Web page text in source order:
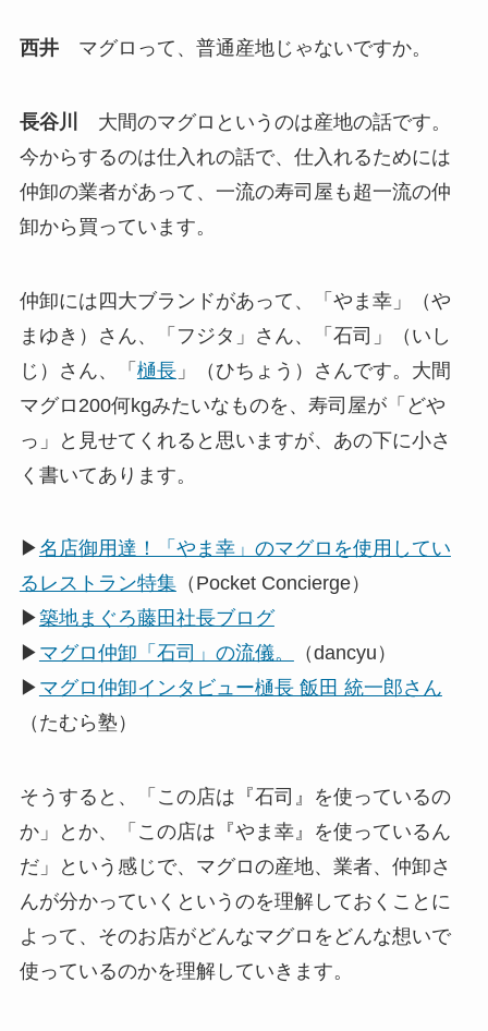
西井マグロって、普通産地じゃないですか。
長谷川
大間のマグロというのは産地の話です。
今からするのは仕入れの話で、仕入れるためには
仲卸の業者があって、一流の寿司屋も超一流の仲
卸から買っています。
仲卸には四大ブランドがあって、「やま幸」（や
まゆき）さん、「フジタ」さん、「石司」（いし
じ）さん、「 樋長」（ひちょう）さんです。大間
マグロ200何kgみたいなものを、寿司屋が「どや
っ」と見せてくれると思いますが、あの下に小さ
く書いてあります。
▶名店御用達！「やま幸」のマグロを使用してい
るレストラン特集（Pocket Concierge）
▶築地まぐろ藤田社長ブログ
▶ マグロ仲卸「石司」の流儀。
（dancyu）
▶ マグロ仲卸インタビュー樋長 飯田 統一郎さん
（たむら塾）
そうすると、「この店は『石司』を使っているの
か」とか、「この店は『やま幸』を使っているん
だ」という感じで、マグロの産地、業者、仲卸さ
んが分かっていくというのを理解しておくことに
よって、そのお店がどんなマグロをどんな想いで
使っているのかを理解していきます。